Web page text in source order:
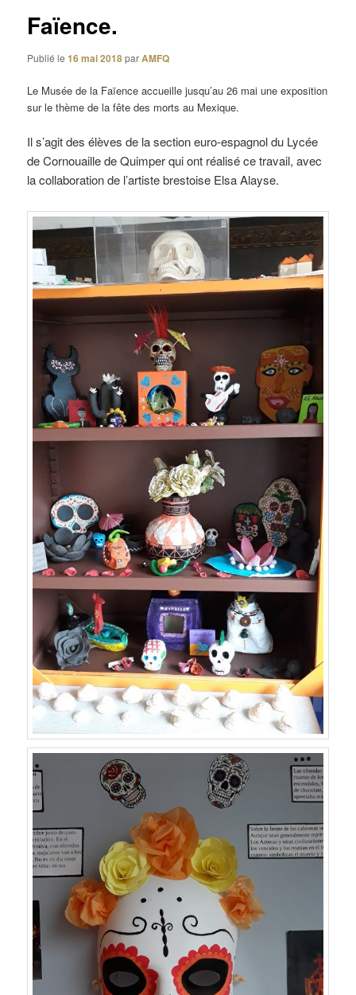
Faïence.
Publié le16 mai 2018parAMFQ
Le Musée de la Faïence accueille jusqu’au 26 mai une exposition
sur le thème de la fête des morts au Mexique.
Il s’agit des élèves de la section euro-espagnol du Lycée
de Cornouaille de Quimper qui ont réalisé ce travail, avec
la collaboration de l’artiste brestoise Elsa Alayse.